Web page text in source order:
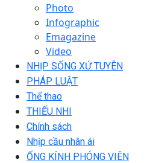
Photo
Infographic
Emagazine
Video
NHỊP SỐNG XỨ TUYÊN
PHÁP LUẬT
Thể thao
THIẾU NHI
Chính sách
Nhịp cầu nhân ái
ỐNG KÍNH PHÓNG VIÊN